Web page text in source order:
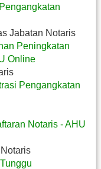
Jabatan Notaris
Peningkatan
Online
Pengangkatan
Notaris - AHU